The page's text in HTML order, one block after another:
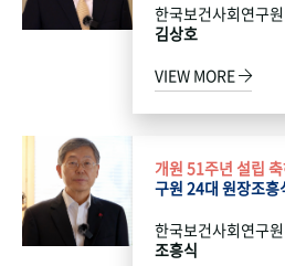
한국보건사회연구
김상호
VIEW MORE
개원 51주년 설립
구원 24대 원장조흥
한국보건사회연구
조흥식